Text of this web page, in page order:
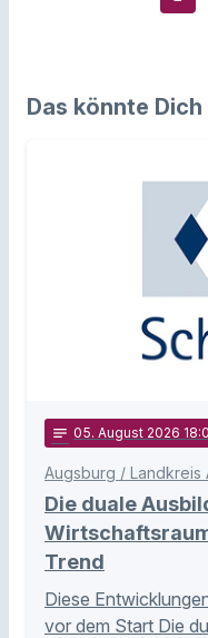
Das könnte
notes 05. August 2026
Augsburg / Landkreis
Die duale
Trend
Diese
vor dem Start Die